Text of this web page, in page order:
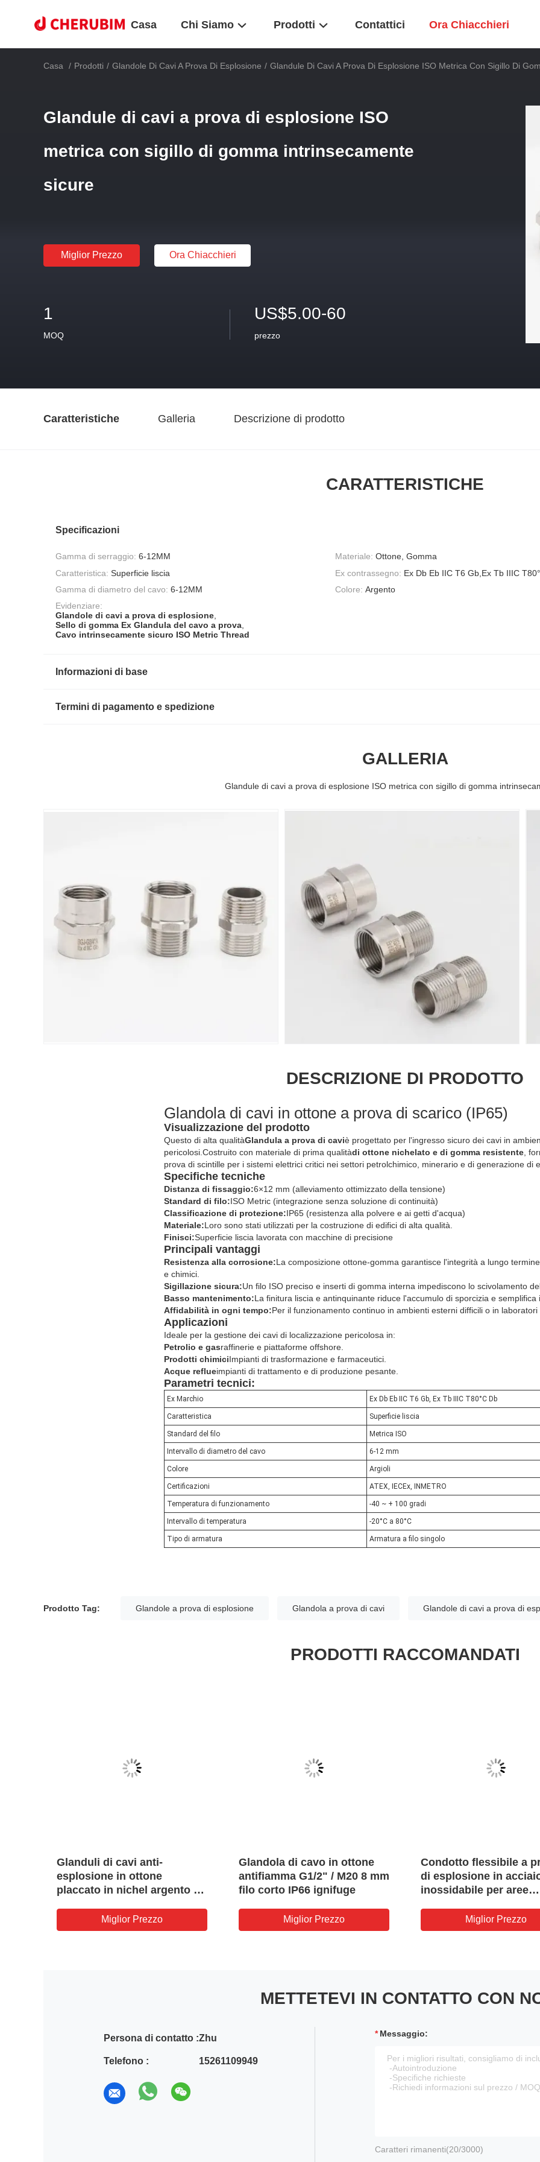
Casa Chi Siamo Prodotti Contattici Ora Chiacchieri
Casa / Prodotti / Glandole Di Cavi A Prova Di Esplosione / Glandule Di Cavi A Prova Di Esplosione ISO Metrica Con Sigillo Di
Glandule di cavi a prova di esplosione ISO
metrica con sigillo di gomma intrinsecamente
sicure
Miglior Prezzo Ora Chiacchieri
1
MOQ
US$5.00-60
prezzo
Caratteristiche Galleria Descrizione di prodotto
CARATTERISTICHE
Specificazioni
Gamma di serraggio: 6-12MM Materiale: Ottone, Gomma
Caratteristica: Superficie liscia Ex contrassegno: Ex Db Eb IIC T6 Gb,Ex Tb IIIC
Gamma di diametro del cavo: 6-12MM Colore: Argento
Evidenziare:
Glandole di cavi a prova di esplosione
Sello di gomma Ex Glandula del cavo a prova
Cavo intrinsecamente sicuro ISO Metric Thread
Informazioni di base
Termini di pagamento e spedizione
GALLERIA
Glandule di cavi a prova di esplosione ISO metrica con sigillo di gomma
DESCRIZIONE DI PRODOTTO
Glandola di cavi in ottone a prova di scarico (IP65)
Visualizzazione del prodotto
Questo di alta qualitàGlandula a prova di caviè progettato per l'ingresso sicuro dei cavi in
pericolosi. Costruito con materiale di prima qualitàdi ottone nichelato e di gomma resistente ,
prova di scintille per i sistemi elettrici critici nei settori petrolchimico, minerario e di generazione di
Specifiche tecniche
Distanza di fissaggio:6×12 mm (alleviamento ottimizzato della tensione)
Standard di filo:ISO Metric (integrazione senza soluzione di continuità)
Classificazione di protezione:IP65 (resistenza alla polvere e ai getti d'acqua)
Materiale:Loro sono stati utilizzati per la costruzione di edifici di alta qualità.
Finisci:Superficie liscia lavorata con macchine di precisione
Principali vantaggi
Resistenza alla corrosione:La composizione ottone-gomma garantisce l'integrità a lungo
e chimici.
Sigillazione sicura:Un filo ISO preciso e inserti di gomma interna impediscono lo scivolamento
Basso mantenimento:La finitura liscia e antinquinante riduce l'accumulo di sporcizia e semplifica
Affidabilità in ogni tempo:Per il funzionamento continuo in ambienti esterni difficili o in laboratori
Applicazioni
Ideale per la gestione dei cavi di localizzazione pericolosa in:
Petrolio e gasraffinerie e piattaforme offshore.
Prodotti chimiciImpianti di trasformazione e farmaceutici.
Acque reflueimpianti di trattamento e di produzione pesante.
Parametri tecnici:
Ex Marchio Ex Db Eb IIC T6 Gb, Ex Tb IIIC T80°C Db
Caratteristica Superficie liscia
Standard del filo Metrica ISO
Intervallo di diametro del cavo 6-12 mm
Colore Argioli
Certificazioni ATEX, IECEx, INMETRO
Temperatura di funzionamento -40 ~ + 100 gradi
Intervallo di temperatura -20°C a 80°C
Tipo di armatura Armatura a filo singolo
Prodotto Tag: Glandole a prova di esplosione Glandola a prova di cavi Glandole di cavi a prova di
PRODOTTI RACCOMANDATI
Glanduli di cavi anti-
esplosione in ottone
placcato in nichel argento 6-
Miglior Prezzo
Glandola di cavo in ottone
antifiamma G1/2" / M20 8 mm
filo corto IP66 ignifuge
Miglior Prezzo
Condotto flessibile a
di esplosione in
inossidabile per aree
Miglior Prezzo
METTETEVI IN ​​CONTATTO CON
Persona di contatto :Zhu
Telefono : 15261109949
Messaggio:
Caratteri rimanenti(20/3000)